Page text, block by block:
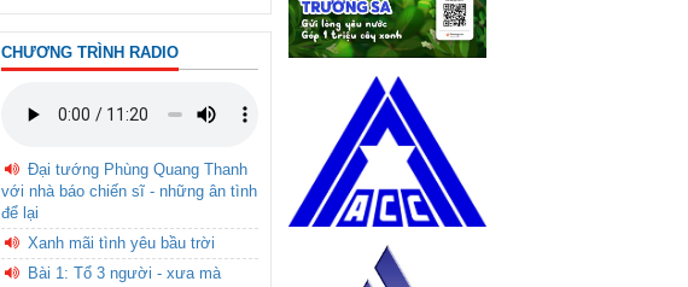
CHƯƠNG TRÌNH RADIO
Đại tướng Phùng Quang Thanh
với nhà báo chiến sĩ - những ân tình
để lại
Xanh mãi tình yêu bầu trời
Bài 1: Tổ 3 người - xưa mà